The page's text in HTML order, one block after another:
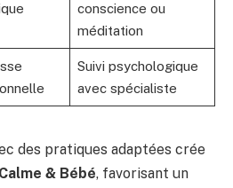
conscience ou
méditation
Suivi psychologique
avec spécialiste
des pratiques adaptées crée
Calme & Bébé, favorisant un